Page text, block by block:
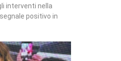
interventi nella
positivo in